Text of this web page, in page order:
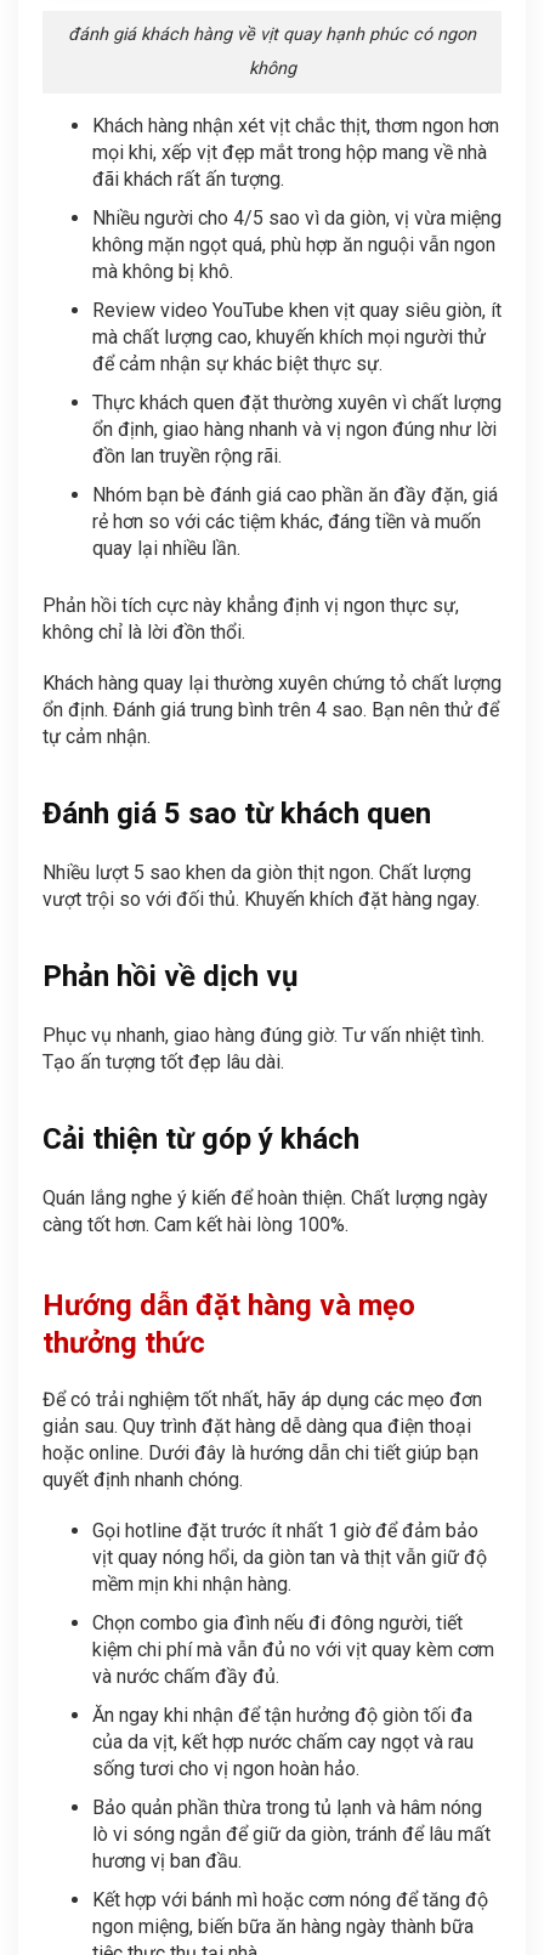
đánh giá khách hàng về vịt quay hạnh phúc có ngon
không
Khách hàng nhận xét vịt chắc thịt, thơm ngon hơn
mọi khi, xếp vịt đẹp mắt trong hộp mang về nhà
đãi khách rất ấn tượng.
Nhiều người cho 4/5 sao vì da giòn, vị vừa miệng
không mặn ngọt quá, phù hợp ăn nguội vẫn ngon
mà không bị khô.
Review video YouTube khen vịt quay siêu giòn, ít
mà chất lượng cao, khuyến khích mọi người thử
để cảm nhận sự khác biệt thực sự.
Thực khách quen đặt thường xuyên vì chất lượng
ổn định, giao hàng nhanh và vị ngon đúng như lời
đồn lan truyền rộng rãi.
Nhóm bạn bè đánh giá cao phần ăn đầy đặn, giá
rẻ hơn so với các tiệm khác, đáng tiền và muốn
quay lại nhiều lần.
Phản hồi tích cực này khẳng định vị ngon thực sự,
không chỉ là lời đồn thổi.
Khách hàng quay lại thường xuyên chứng tỏ chất lượng
ổn định. Đánh giá trung bình trên 4 sao. Bạn nên thử để
tự cảm nhận.
Đánh giá 5 sao từ khách quen
Nhiều lượt 5 sao khen da giòn thịt ngon. Chất lượng
vượt trội so với đối thủ. Khuyến khích đặt hàng ngay.
Phản hồi về dịch vụ
Phục vụ nhanh, giao hàng đúng giờ. Tư vấn nhiệt tình.
Tạo ấn tượng tốt đẹp lâu dài.
Cải thiện từ góp ý khách
Quán lắng nghe ý kiến để hoàn thiện. Chất lượng ngày
càng tốt hơn. Cam kết hài lòng 100%.
Hướng dẫn đặt hàng và mẹo
thưởng thức
Để có trải nghiệm tốt nhất, hãy áp dụng các mẹo đơn
giản sau. Quy trình đặt hàng dễ dàng qua điện thoại
hoặc online. Dưới đây là hướng dẫn chi tiết giúp bạn
quyết định nhanh chóng.
Gọi hotline đặt trước ít nhất 1 giờ để đảm bảo
vịt quay nóng hổi, da giòn tan và thịt vẫn giữ độ
mềm mịn khi nhận hàng.
Chọn combo gia đình nếu đi đông người, tiết
kiệm chi phí mà vẫn đủ no với vịt quay kèm cơm
và nước chấm đầy đủ.
Ăn ngay khi nhận để tận hưởng độ giòn tối đa
của da vịt, kết hợp nước chấm cay ngọt và rau
sống tươi cho vị ngon hoàn hảo.
Bảo quản phần thừa trong tủ lạnh và hâm nóng
lò vi sóng ngắn để giữ da giòn, tránh để lâu mất
hương vị ban đầu.
Kết hợp với bánh mì hoặc cơm nóng để tăng độ
ngon miệng, biến bữa ăn hàng ngày thành bữa